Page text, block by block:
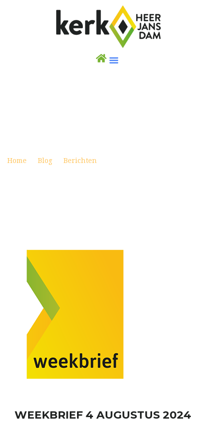
Home Blog Berichten
WEEKBRIEF 4 AUGUSTUS 2024